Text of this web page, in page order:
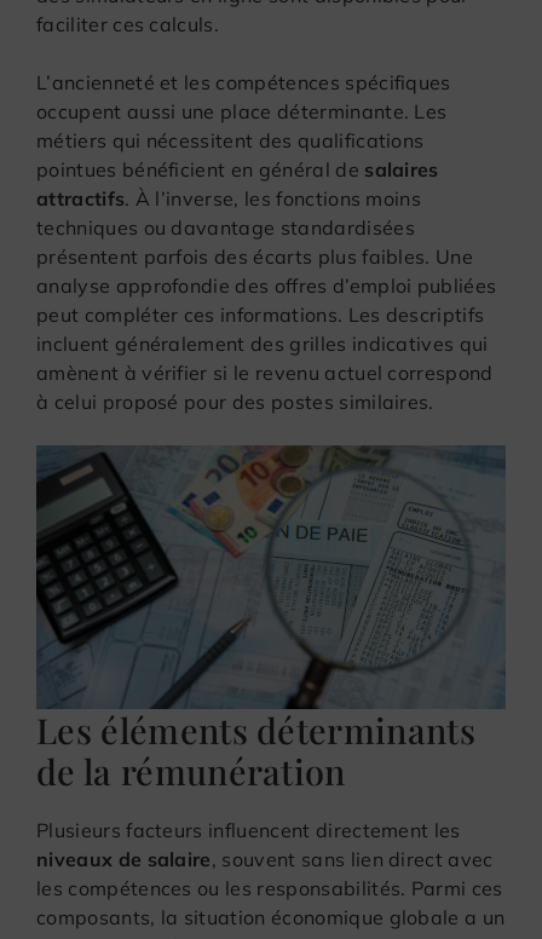
faciliter ces calculs.
L’ancienneté et les compétences spécifiques
occupent aussi une place déterminante. Les
métiers qui nécessitent des qualifications
pointues bénéficient en général de salaires
attractifs. À l’inverse, les fonctions moins
techniques ou davantage standardisées
présentent parfois des écarts plus faibles. Une
analyse approfondie des offres d’emploi publiées
peut compléter ces informations. Les descriptifs
incluent généralement des grilles indicatives qui
amènent à vérifier si le revenu actuel correspond
à celui proposé pour des postes similaires.
Les éléments déterminants
de la rémunération
Plusieurs facteurs influencent directement les
niveaux de salaire, souvent sans lien direct avec
les compétences ou les responsabilités. Parmi ces
composants, la situation économique globale a un